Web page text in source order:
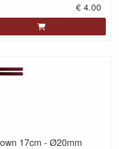
€ 4.00
17cm - Ø20mm